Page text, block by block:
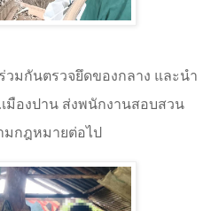
วมกันตรวจยึดของกลาง และนำ
มืองปาน ส่งพนักงานสอบสวน
มกฎหมายต่อไป